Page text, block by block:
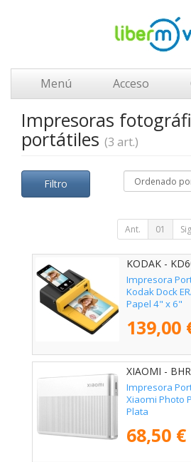
Menú Acceso
Impresoras
portátiles (3 art.)
Filtro
Ant. 01
KODAK -
Impresora
Kodak Dock
Papel 4" x 6"
139,00
XIAOMI -
Impresora
Xiaomi Photo
Plata
68,50 €